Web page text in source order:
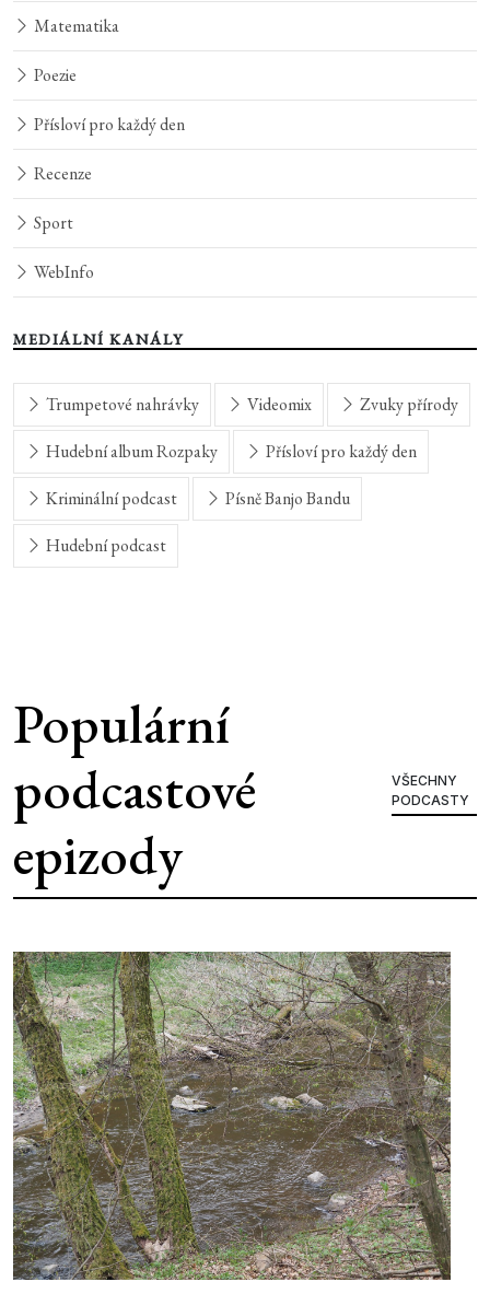
Matematika
Poezie
Přísloví pro každý den
Recenze
Sport
WebInfo
MEDIÁLNÍ KANÁLY
Trumpetové nahrávky Videomix Zvuky přírody
Hudební album Rozpaky Přísloví pro každý den
Kriminální podcast Písně Banjo Bandu
Hudební podcast
Populární
podcastové
epizody
VŠECHNY
PODCASTY